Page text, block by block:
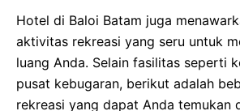
Hotel di Baloi Batam juga
aktivitas rekreasi yang seru untuk
luang Anda. Selain fasilitas seperti
pusat kebugaran, berikut adalah
rekreasi yang dapat Anda temukan